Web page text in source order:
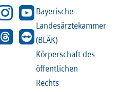
Bayerische
Landesärztekammer
(BLÄK)
Körperschaft des
öffentlichen
Rechts